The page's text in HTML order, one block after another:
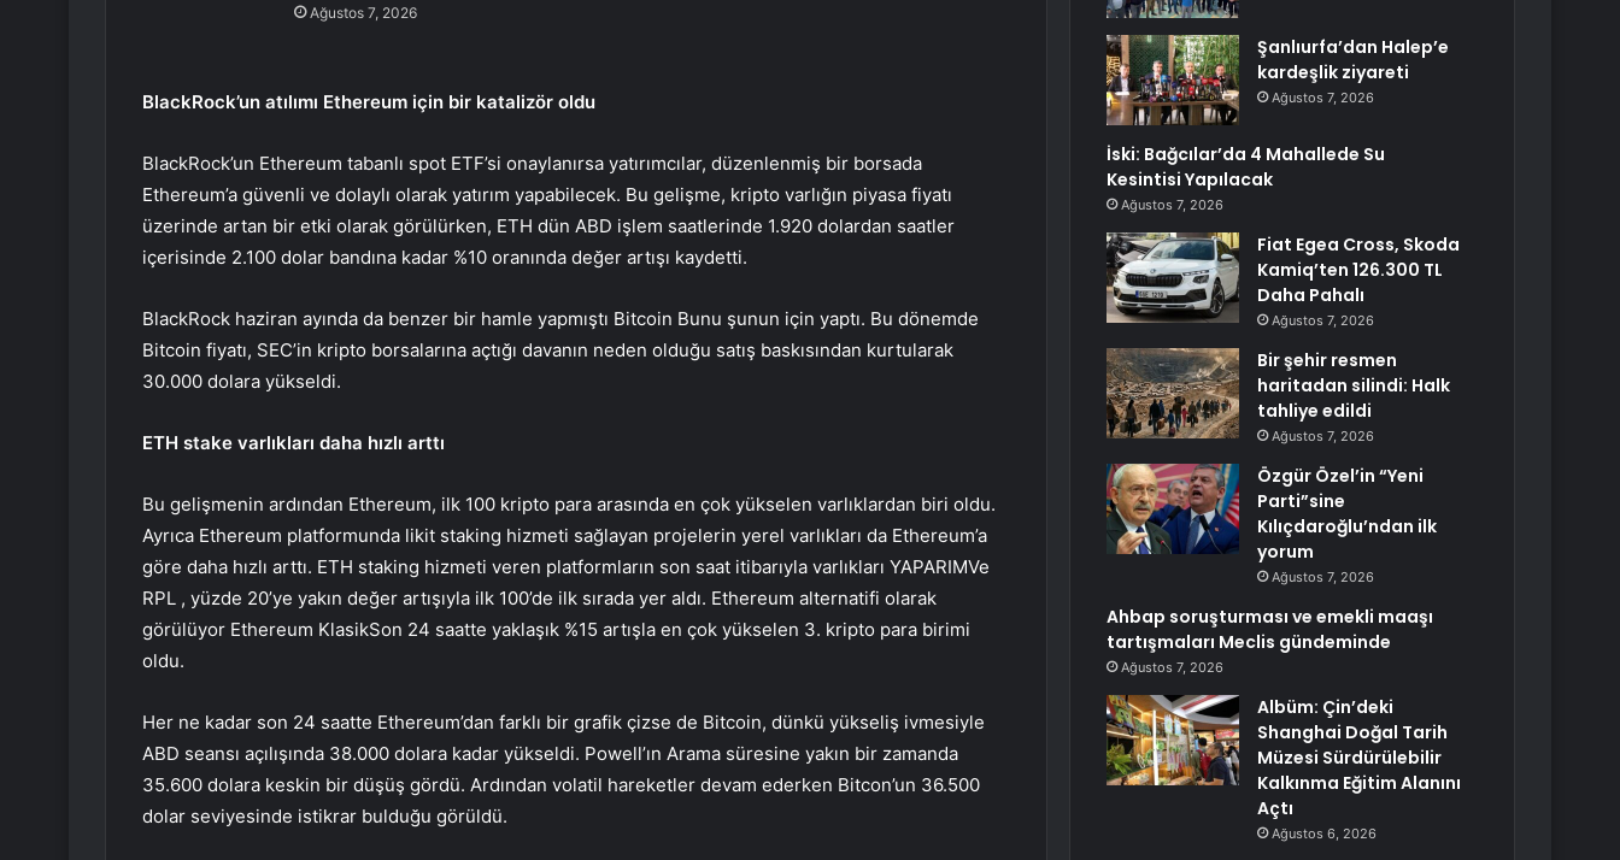
Ağustos 7, 2026
BlackRock’un atılımı Ethereum için bir katalizör oldu
BlackRock’un Ethereum tabanlı spot ETF’si onaylanırsa yatırımcılar, düzenlenmiş bir borsada
Ethereum’a güvenli ve dolaylı olarak yatırım yapabilecek. Bu gelişme, kripto varlığın piyasa fiyatı
üzerinde artan bir etki olarak görülürken, ETH dün ABD işlem saatlerinde 1.920 dolardan saatler
içerisinde 2.100 dolar bandına kadar %10 oranında değer artışı kaydetti.
BlackRock haziran ayında da benzer bir hamle yapmıştı Bitcoin Bunu şunun için yaptı. Bu dönemde
Bitcoin fiyatı, SEC’in kripto borsalarına açtığı davanın neden olduğu satış baskısından kurtularak
30.000 dolara yükseldi.
ETH stake varlıkları daha hızlı arttı
Bu gelişmenin ardından Ethereum, ilk 100 kripto para arasında en çok yükselen varlıklardan biri oldu.
Ayrıca Ethereum platformunda likit staking hizmeti sağlayan projelerin yerel varlıkları da Ethereum’a
göre daha hızlı arttı. ETH staking hizmeti veren platformların son saat itibarıyla varlıkları YAPARIMVe
RPL , yüzde 20’ye yakın değer artışıyla ilk 100’de ilk sırada yer aldı. Ethereum alternatifi olarak
görülüyor Ethereum KlasikSon 24 saatte yaklaşık %15 artışla en çok yükselen 3. kripto para birimi
oldu.
Her ne kadar son 24 saatte Ethereum’dan farklı bir grafik çizse de Bitcoin, dünkü yükseliş ivmesiyle
ABD seansı açılışında 38.000 dolara kadar yükseldi. Powell’ın Arama süresine yakın bir zamanda
35.600 dolara keskin bir düşüş gördü. Ardından volatil hareketler devam ederken Bitcon’un 36.500
dolar seviyesinde istikrar bulduğu görüldü.
Şanlıurfa’dan Halep’e
kardeşlik ziyareti
Ağustos 7, 2026
İski: Bağcılar’da 4 Mahallede Su
Kesintisi Yapılacak
Ağustos 7, 2026
Fiat Egea Cross, Skoda
Kamiq’ten 126.300 TL
Daha Pahalı
Ağustos 7, 2026
Bir şehir resmen
haritadan silindi: Halk
tahliye edildi
Ağustos 7, 2026
Özgür Özel’in “Yeni
Parti”sine
Kılıçdaroğlu’ndan ilk
yorum
Ağustos 7, 2026
Ahbap soruşturması ve emekli maaşı
tartışmaları Meclis gündeminde
Ağustos 7, 2026
Albüm: Çin’deki
Shanghai Doğal Tarih
Müzesi Sürdürülebilir
Kalkınma Eğitim Alanını
Açtı
Ağustos 6, 2026